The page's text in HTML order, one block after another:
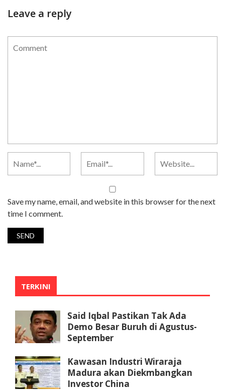
Leave a reply
Save my name, email, and website in this browser for the next
time I comment.
TERKINI
Said Iqbal Pastikan Tak Ada
Demo Besar Buruh di Agustus-
September
Kawasan Industri Wiraraja
Madura akan Diekmbangkan
Investor China